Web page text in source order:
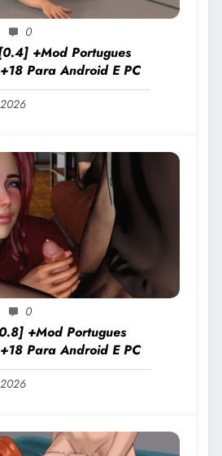
0
+Mod Portugues
Para Android E PC
0
+Mod Portugues
Para Android E PC